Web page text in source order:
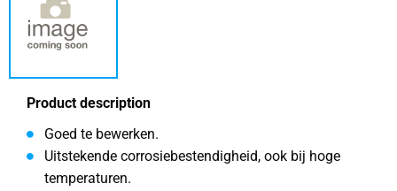
Product description
Goed te bewerken.
Uitstekende corrosiebestendigheid, ook bij hoge
temperaturen.